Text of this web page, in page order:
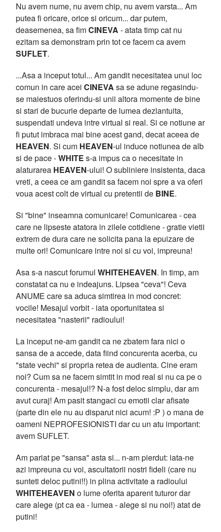
Nu avem nume, nu avem chip, nu avem varsta... Am
putea fi oricare, orice si oricum... dar putem,
deasemenea, sa fimCINEVA - atata timp cat nu
ezitam sa demonstram prin tot ce facem ca avem
SUFLET.
...Asa a inceput totul... Am gandit necesitatea unui loc
comun in care acei CINEVA sa se adune regasindu-
se maiestuos oferindu-si unii altora momente de bine
si stari de bucurie departe de lumea dezlantuita,
suspendati undeva intre virtual si real. Si ce notiune ar
fi putut imbraca mai bine acest gand, decat aceea de
HEAVEN. Si cum HEAVEN-ul induce notiunea de alb
si de pace -WHITE s-a impus ca o necesitate in
alaturarea HEAVEN-ului! O subliniere insistenta, daca
vreti, a ceea ce am gandit sa facem noi spre a va oferi
voua acest colt de virtual cu pretentii de BINE.
Si "bine" inseamna comunicare! Comunicarea - cea
care ne lipseste atatora in zilele cotidiene - gratie vietii
extrem de dura care ne solicita pana la epuizare de
multe ori! Comunicare intre noi si cu voi, impreuna!
Asa s-a nascut forumul WHITEHEAVEN. In timp, am
constatat ca nu e indeajuns. Lipsea "ceva"! Ceva
ANUME care sa aduca simtirea in mod concret:
vocile! Mesajul vorbit - iata oportunitatea si
necesitatea "nasterii" radioului!
La inceput ne-am gandit ca ne zbatem fara nici o
sansa de a accede, data fiind concurenta acerba, cu
"state vechi" si propria retea de audienta. Cine eram
noi? Cum sa ne facem simtit in mod real si nu ca pe o
concurenta - mesajul!? N-a fost deloc simplu, dar am
avut curaj! Am pasit stangaci cu emotii clar afisate
(parte din ele nu au disparut nici acum! :P ) o mana de
oameni NEPROFESIONISTI dar cu un atu important:
avem SUFLET.
Am pariat pe "sansa" asta si... n-am pierdut: iata-ne
azi impreuna cu voi, ascultatorii nostri fideli (care nu
sunteti deloc putini!!) in plina activitate a radioului
WHITEHEAVEN o lume oferita aparent tuturor dar
care alege (pt ca ea - lumea - alege si nu noi!) atat de
putini!